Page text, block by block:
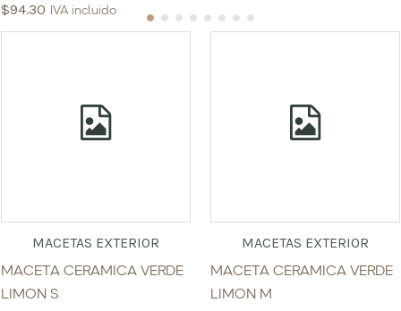
$94.30 IVA incluido
MACETAS EXTERIOR
MACETA CERAMICA VERDE
LIMON S
MACETAS EXTERIOR
MACETA CERAMICA VERDE
LIMON M